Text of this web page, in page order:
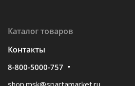
Каталог товаров
Контакты
8-800-5000-757
shop.msk@spartamarket.ru